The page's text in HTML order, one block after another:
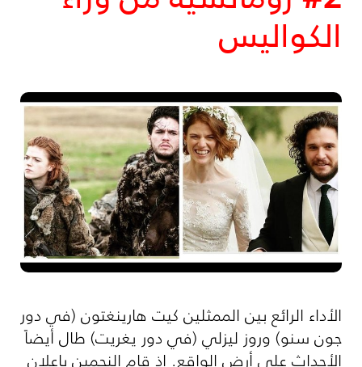
الكواليس
الأداء الرائع بين الممثلين كيت هارينغتون (في دور
جون سنو) وروز ليزلي (في دور يغريت) طال أيضاً
الأحداث على أرض الواقع. إذ قام النجمين بإعلان